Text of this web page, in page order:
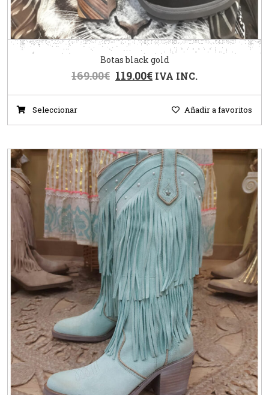
Botas black gold
169.00€ 119.00€ IVA INC.
Seleccionar Añadir a favoritos